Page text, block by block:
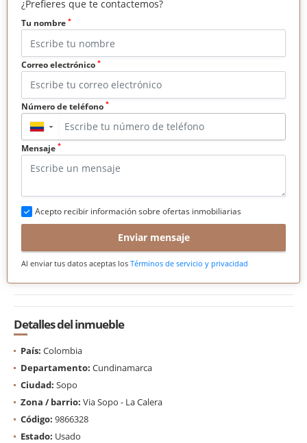
¿Prefieres que te contactemos?
Tu nombre *
Correo electrónico *
Número de teléfono *
▼
Mensaje *
Acepto recibir información sobre ofertas inmobiliarias
Enviar mensaje
Al enviar tus datos aceptas los Términos de servicio y privacidad
Detalles del inmueble
País: Colombia
Departamento: Cundinamarca
Ciudad: Sopo
Zona / barrio: Via Sopo - La Calera
Código: 9866328
Estado: Usado